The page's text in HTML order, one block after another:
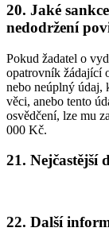
20. Jaké
nedodržení
Pokud žadatel o
opatrovník žádající
nebo neúplný údaj,
věci, anebo tento
osvědčení, lze mu
000 Kč.
21. Nejčastější
22. Další